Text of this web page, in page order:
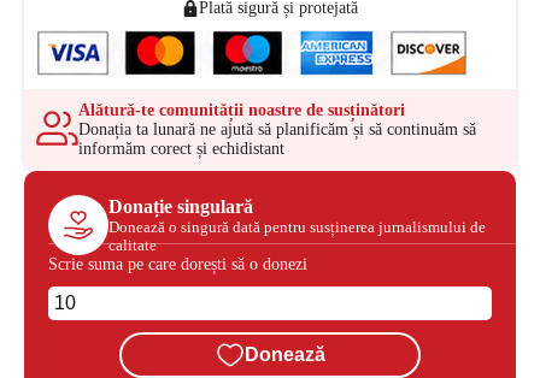
Plată sigură și protejată
Alătură-te comunității noastre de susținători
Donația ta lunară ne ajută să planificăm și să continuăm să
informăm corect și echidistant
Donație singulară
Donează o singură dată pentru susținerea jurnalismului de
calitate
Scrie suma pe care dorești să o donezi
Donează